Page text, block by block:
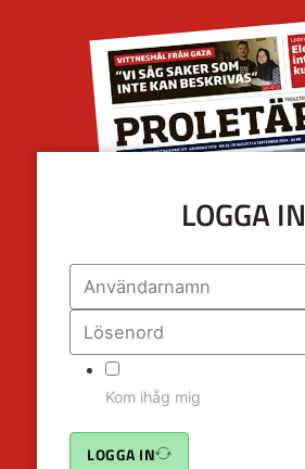
LOGGA IN
Kom ihåg mig
LOGGA IN